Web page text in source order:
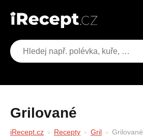
Grilované
iRecept.cz Recepty Gril
Grilované